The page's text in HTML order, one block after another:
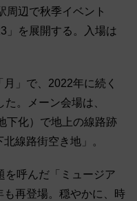
周辺で秋季イベント
」を展開する。入場は
」で、2022年に続く
。メーン会場は、
下化）で地上の線路跡
線路街空き地」。
を呼んだ「ミュージア
再登場。穏やかに、時